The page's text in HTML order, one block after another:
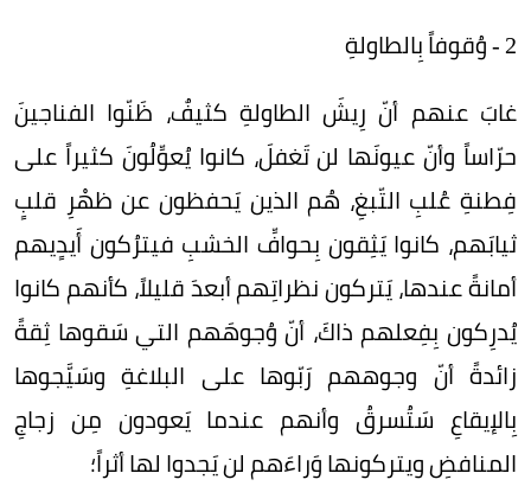
2 - وُقوفاً بِالطاولةِ
غابَ عنهم أنّ رِيشَ الطاولةِ كثيفٌ، ظَنّوا الفناجينَ
حرّاساً وأنّ عيونَها لن تَغفلَ، كانوا يُعوِّلُونَ كثيراً على
فِطنةِ عُلبِ التّبغِ، هُم الذين يَحفظون عن ظهْرِ قلبٍ
ثيابَهم، كانوا يَثِقون بِحوافِّ الخشبِ فيترُكون أَيدٍيهم
أمانةً عندها، يَتركون نظراتِهم أبعدَ قليلاً، كأنهم كانوا
يُدرِكون بِفِعلهم ذاكَ، أنّ وُجوهَهم التي سَقوها ثِقةً
زائدةً أنّ وجوههم رَبّوها على البلاغةِ وسَيَّجوها
بِالإيقاعِ سَتُسرقُ وأنهم عندما يَعودون مِن زجاجِ
المنافضِ ويتركونها وَراءَهم لن يَجدوا لها أثراً؛